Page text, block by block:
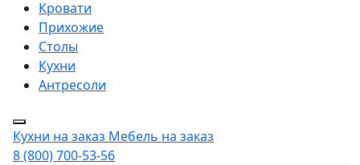
Кровати
Прихожие
Столы
Кухни
Антресоли
Кухни на заказ Мебель на заказ
8 (800) 700-53-56